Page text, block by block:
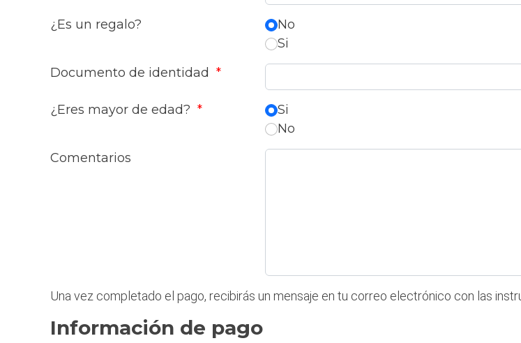
¿Es un regalo?
No
Si
Documento de identidad *
¿Eres mayor de edad? *
Si
No
Comentarios
Una vez completado el pago, recibirás un mensaje en tu correo electrónico con las
Información de pago